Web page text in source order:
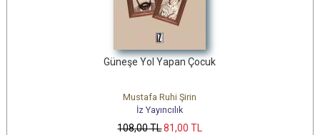
Güneşe Yol Yapan Çocuk
Mustafa Ruhi Şirin
İz Yayıncılık
108,00TL81,00 TL